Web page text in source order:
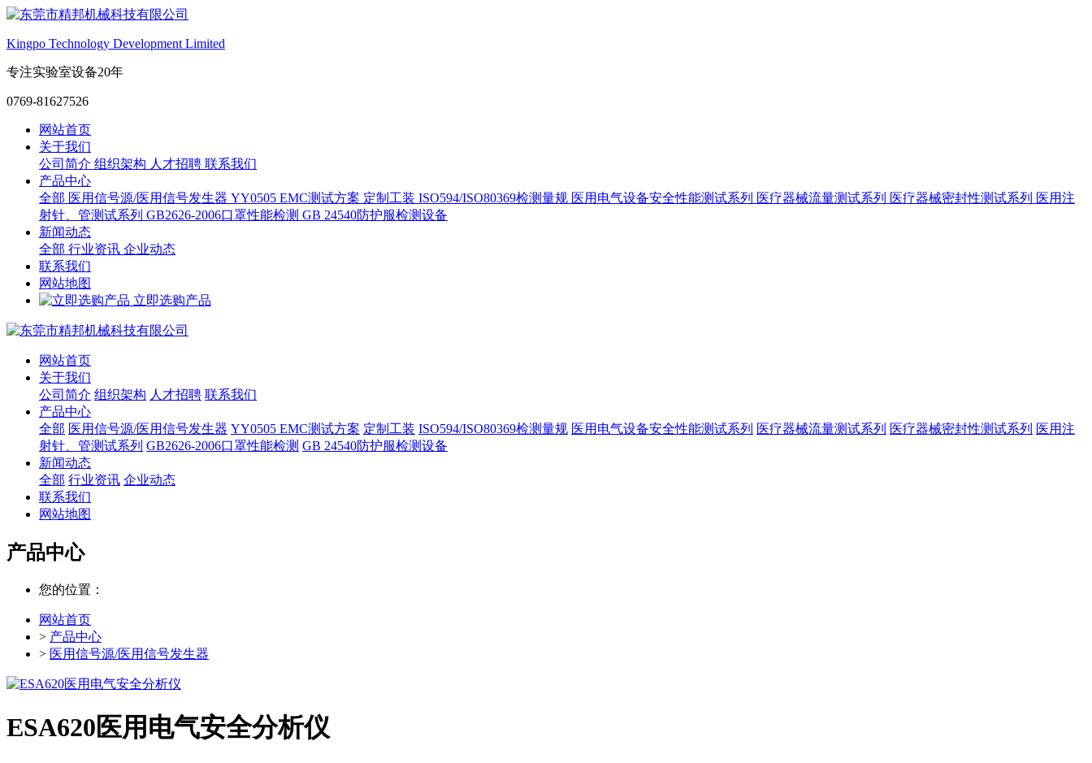
Kingpo Technology Development Limited
专注实验室设备20年
0769-81627526
网站首页
关于我们
公司简介 组织架构 人才招聘 联系我们
产品中心
全部 医用信号源/医用信号发生器 YY0505 EMC测试方案 定制工装 ISO594/ISO80369检测量规 医用电气设备安全性能测试系列 医疗器械流量测试系列 医疗器械密封性测试系列 医用注
射针、管测试系列 GB2626-2006口罩性能检测 GB 24540防护服检测设备
新闻动态
全部 行业资讯 企业动态
联系我们
网站地图
立即选购产品
网站首页
关于我们
公司简介 组织架构 人才招聘 联系我们
产品中心
全部 医用信号源/医用信号发生器 YY0505 EMC测试方案 定制工装 ISO594/ISO80369检测量规 医用电气设备安全性能测试系列 医疗器械流量测试系列 医疗器械密封性测试系列 医用注
射针、管测试系列 GB2626-2006口罩性能检测 GB 24540防护服检测设备
新闻动态
全部 行业资讯 企业动态
联系我们
网站地图
产品中心
您的位置：
网站首页
> 产品中心
> 医用信号源/医用信号发生器
ESA620医用电气安全分析仪